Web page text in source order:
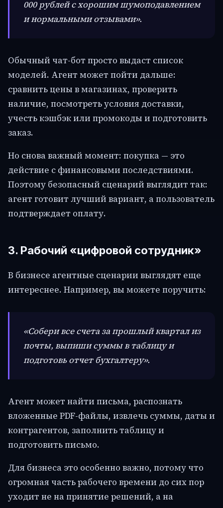
000 рублей с хорошим шумоподавлением
и нормальными отзывами».
Обычный чат-бот просто выдаст список
моделей. Агент может пойти дальше:
сравнить цены в магазинах, проверить
наличие, посмотреть условия доставки,
учесть кэшбэк или промокоды и подготовить
заказ.
Но снова важный момент: покупка — это
действие с финансовыми последствиями.
Поэтому безопасный сценарий выглядит так:
агент готовит лучший вариант, а пользователь
подтверждает оплату.
3. Рабочий «цифровой сотрудник»
В бизнесе агентные сценарии выглядят еще
интереснее. Например, вы можете поручить:
«Собери все счета за прошлый квартал из
почты, выпиши суммы в таблицу и
подготовь отчет бухгалтеру».
Агент может найти письма, распознать
вложенные PDF-файлы, извлечь суммы, даты и
контрагентов, заполнить таблицу и
подготовить письмо.
Для бизнеса это особенно важно, потому что
огромная часть рабочего времени до сих пор
уходит не на принятие решений, а на